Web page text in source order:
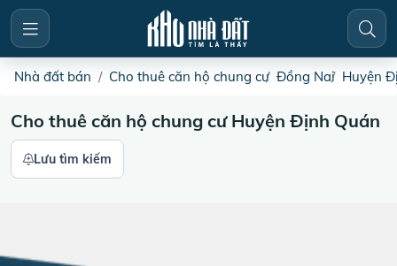
Nhà đất bán Cho thuê căn hộ chung cư Đồng Nai Huyện
Cho thuê căn hộ chung cư Huyện Định Quán
Lưu tìm kiếm